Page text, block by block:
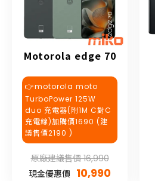
Motorola edge 70
👉motorola moto
TurboPower 125W
duo 充電器(附1M C對C
充電線)加購價1690 (建
議售價2190 )
原廠建議售價 16,990
現金優惠價 10,990